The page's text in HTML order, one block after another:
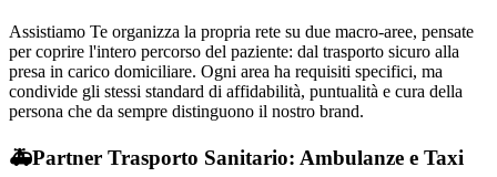
Assistiamo Te organizza la propria rete su due macro-aree, pensate
per coprire l'intero percorso del paziente: dal trasporto sicuro alla
presa in carico domiciliare. Ogni area ha requisiti specifici, ma
condivide gli stessi standard di affidabilità, puntualità e cura della
persona che da sempre distinguono il nostro brand.
🚑Partner Trasporto Sanitario: Ambulanze e Taxi